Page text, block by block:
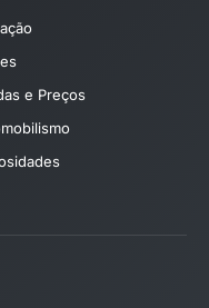
e Preços